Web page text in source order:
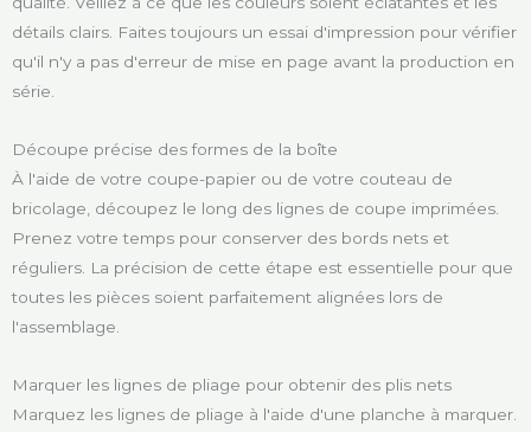
détails clairs. Faites toujours un essai d'impression pour vérifier
qu'il n'y a pas d'erreur de mise en page avant la production en
série.
Découpe précise des formes de la boîte
À l'aide de votre coupe-papier ou de votre couteau de
bricolage, découpez le long des lignes de coupe imprimées.
Prenez votre temps pour conserver des bords nets et
réguliers. La précision de cette étape est essentielle pour que
toutes les pièces soient parfaitement alignées lors de
l'assemblage.
Marquer les lignes de pliage pour obtenir des plis nets
Marquez les lignes de pliage à l'aide d'une planche à marquer.